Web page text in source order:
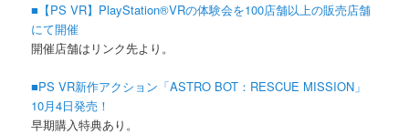
■【PS VR】PlayStation®VRの体験会を100店舗以上の販売店舗
にて開催
開催店舗はリンク先より。
■PS VR新作アクション「ASTRO BOT：RESCUE MISSION」
10月4日発売！
早期購入特典あり。